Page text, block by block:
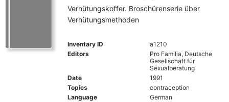
Verhütungskoffer. Broschürenserie über
Verhütungsmethoden
Inventary ID
a1210
Editors
Pro Familia, Deutsche
Gesellschaft für
Sexualberatung
Date
1991
Topics
contraception
Language
German